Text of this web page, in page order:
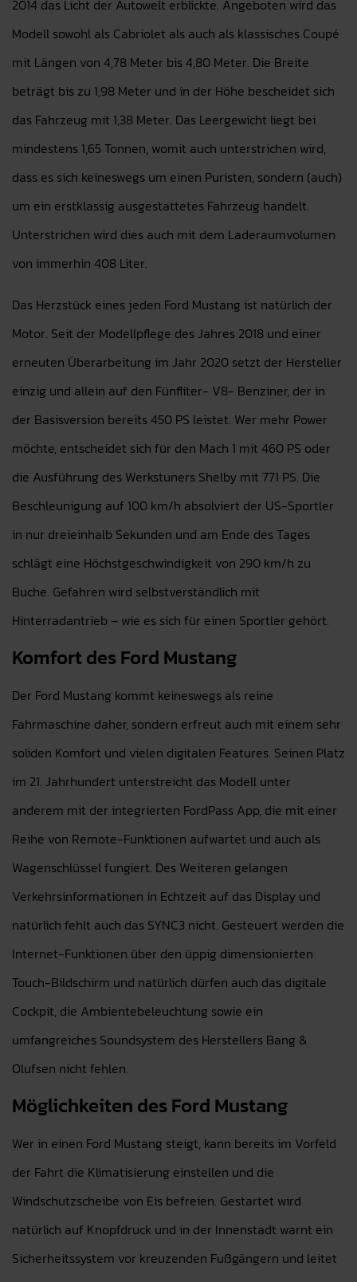
2014 das Licht der Autowelt erblickte. Angeboten wird das
Modell sowohl als Cabriolet als auch als klassisches Coupé
mit Längen von 4,78 Meter bis 4,80 Meter. Die Breite
beträgt bis zu 1,98 Meter und in der Höhe bescheidet sich
das Fahrzeug mit 1,38 Meter. Das Leergewicht liegt bei
mindestens 1,65 Tonnen, womit auch unterstrichen wird,
dass es sich keineswegs um einen Puristen, sondern (auch)
um ein erstklassig ausgestattetes Fahrzeug handelt.
Unterstrichen wird dies auch mit dem Laderaumvolumen
von immerhin 408 Liter.
Das Herzstück eines jeden Ford Mustang ist natürlich der
Motor. Seit der Modellpflege des Jahres 2018 und einer
erneuten Überarbeitung im Jahr 2020 setzt der Hersteller
einzig und allein auf den Fünfliter- V8- Benziner, der in
der Basisversion bereits 450 PS leistet. Wer mehr Power
möchte, entscheidet sich für den Mach 1 mit 460 PS oder
die Ausführung des Werkstuners Shelby mit 771 PS. Die
Beschleunigung auf 100 km/h absolviert der US-Sportler
in nur dreieinhalb Sekunden und am Ende des Tages
schlägt eine Höchstgeschwindigkeit von 290 km/h zu
Buche. Gefahren wird selbstverständlich mit
Hinterradantrieb – wie es sich für einen Sportler gehört.
Komfort des Ford Mustang
Der Ford Mustang kommt keineswegs als reine
Fahrmaschine daher, sondern erfreut auch mit einem sehr
soliden Komfort und vielen digitalen Features. Seinen Platz
im 21. Jahrhundert unterstreicht das Modell unter
anderem mit der integrierten FordPass App, die mit einer
Reihe von Remote-Funktionen aufwartet und auch als
Wagenschlüssel fungiert. Des Weiteren gelangen
Verkehrsinformationen in Echtzeit auf das Display und
natürlich fehlt auch das SYNC3 nicht. Gesteuert werden die
Internet-Funktionen über den üppig dimensionierten
Touch-Bildschirm und natürlich dürfen auch das digitale
Cockpit, die Ambientebeleuchtung sowie ein
umfangreiches Soundsystem des Herstellers Bang &
Olufsen nicht fehlen.
Möglichkeiten des Ford Mustang
Wer in einen Ford Mustang steigt, kann bereits im Vorfeld
der Fahrt die Klimatisierung einstellen und die
Windschutzscheibe von Eis befreien. Gestartet wird
natürlich auf Knopfdruck und in der Innenstadt warnt ein
Sicherheitssystem vor kreuzenden Fußgängern und leitet